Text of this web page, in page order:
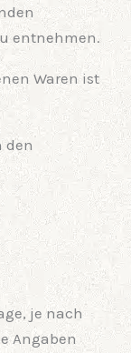
entnehmen.
Waren ist
den
je nach
Angaben